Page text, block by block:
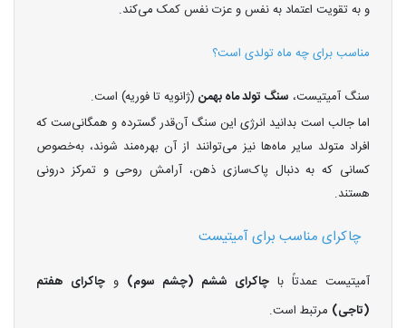
و به تقویت اعتماد به نفس و عزت نفس کمک می‌کند.
مناسب برای چه ماه تولدی است؟
سنگ آمیتیست، سنگ تولد ماه بهمن (ژانویه تا فوریه) است.
اما جالب است بدانید انرژی این سنگ آن‌قدر گسترده و همگانی‌ست که
افراد متولد سایر ماه‌ها نیز می‌توانند از آن بهره‌مند شوند، به‌خصوص
کسانی که به دنبال پاک‌سازی ذهن، آرامش روحی و تمرکز درونی
هستند.
چاکرای مناسب برای آمیتیست
آمیتیست عمدتاً با چاکرای ششم (چشم سوم) و چاکرای هفتم
(تاجی) مرتبط است.